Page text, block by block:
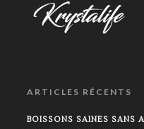
ARTICLES RÉCENTS
BOISSONS SAINES SANS